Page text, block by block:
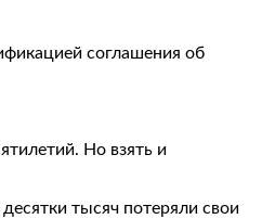
соглашения об
Но взять и
тысяч потеряли свои